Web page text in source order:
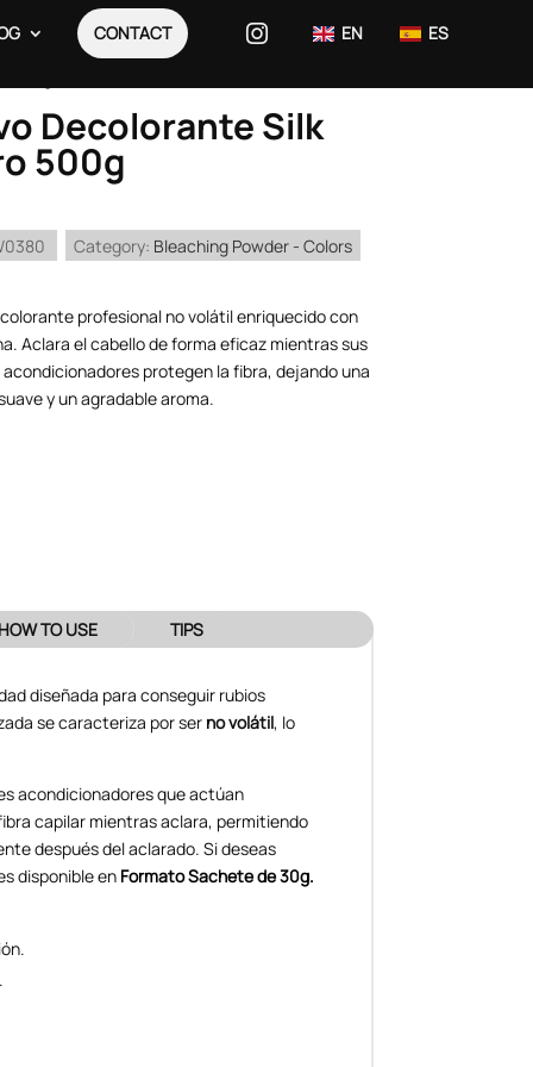
CONTACT EN
ES
Decolorante Silk
500g
Category: Bleaching Powder - Colors
profesional no volátil enriquecido con
Aclara el cabello de forma eficaz mientras sus
protegen la fibra, dejando una
y un agradable aroma.
TO USE TIPS
diseñada para conseguir rubios
se caracteriza por ser no volátil, lo
acondicionadores que actúan
capilar mientras aclara, permitiendo
después del aclarado. Si deseas
disponible en Formato Sachete de 30g.